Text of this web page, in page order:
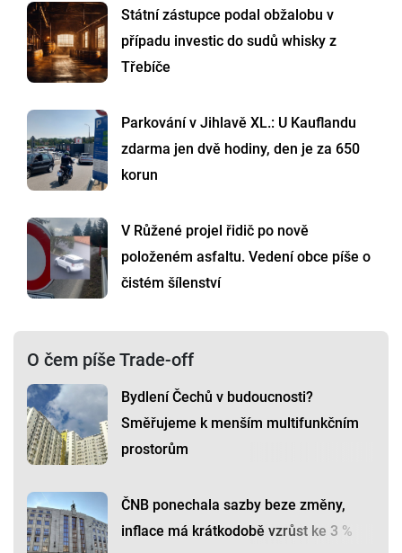
Státní zástupce podal obžalobu v
případu investic do sudů whisky z
Třebíče
Parkování v Jihlavě XL.: U Kauflandu
zdarma jen dvě hodiny, den je za 650
korun
V Růžené projel řidič po nově
položeném asfaltu. Vedení obce píše o
čistém šílenství
O čem píše Trade-off
Bydlení Čechů v budoucnosti?
Směřujeme k menším multifunkčním
prostorům
ČNB ponechala sazby beze změny,
inflace má krátkodobě vzrůst ke 3 %